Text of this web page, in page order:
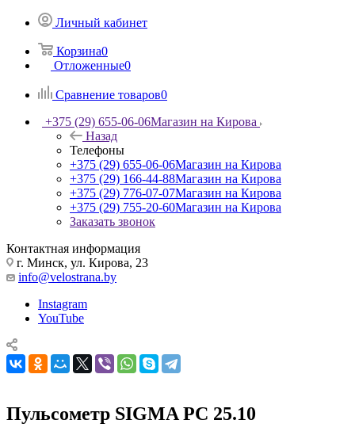
Личный кабинет
Корзина0
Отложенные0
Сравнение товаров0
+375 (29) 655-06-06Магазин на Кирова
Назад
Телефоны
+375 (29) 655-06-06Магазин на Кирова
+375 (29) 166-44-88Магазин на Кирова
+375 (29) 776-07-07Магазин на Кирова
+375 (29) 755-20-60Магазин на Кирова
Заказать звонок
Контактная информация
г. Минск, ул. Кирова, 23
info@velostrana.by
Instagram
YouTube
Пульсометр SIGMA PC 25.10